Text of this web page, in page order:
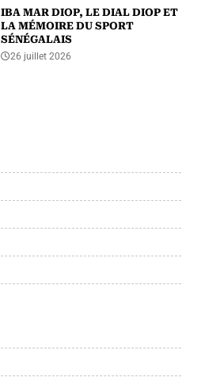
IBA MAR DIOP, LE DIAL DIOP ET
LA MÉMOIRE DU SPORT
SÉNÉGALAIS
26 juillet 2026